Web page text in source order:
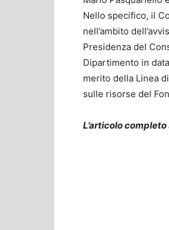
Nello specifico, il
nell’ambito
Presidenza del
Dipartimento in
merito della Linea
sulle risorse del
L’articolo